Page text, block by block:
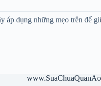
dụng những mẹo trên để